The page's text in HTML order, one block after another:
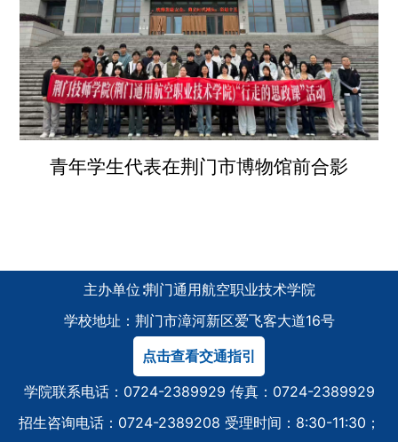
青年学生代表在荆门市博物馆前合影
主办单位∶荆门通用航空职业技术学院
学校地址：荆门市漳河新区爱飞客大道16号
点击查看交通指引
学院联系电话：0724-2389929 传真：0724-2389929
招生咨询电话：0724-2389208 受理时间：8:30-11:30；